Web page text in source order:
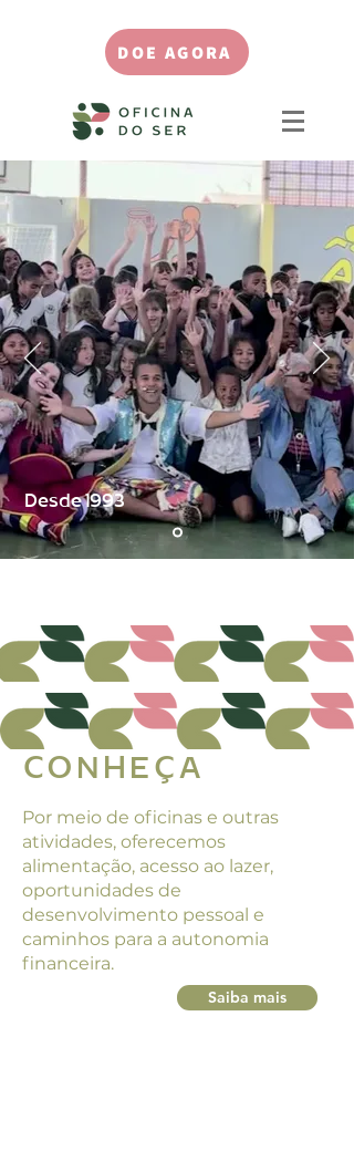
DOE AGORA
Desde 1993
CONHEÇA
Por meio de oficinas e outras
atividades, oferecemos
alimentação, acesso ao lazer,
oportunidades de
desenvolvimento pessoal e
caminhos para a autonomia
financeira.
Saiba mais